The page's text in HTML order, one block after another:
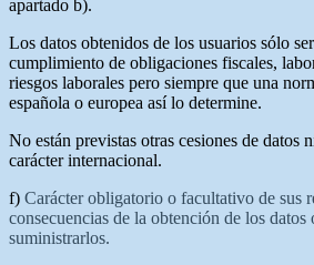
apartado b).
Los datos obtenidos de los usuarios sólo
cumplimiento de obligaciones fiscales,
riesgos laborales pero siempre que una
española o europea así lo determine.
No están previstas otras cesiones de datos
carácter internacional.
f) Carácter obligatorio o facultativo de sus
consecuencias de la obtención de los datos
suministrarlos.